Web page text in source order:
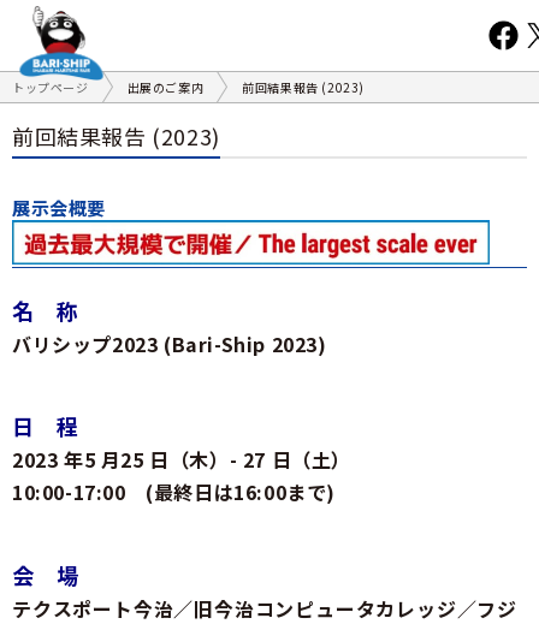
トップページ 出展のご案内 前回結果報告 (2023)
前回結果報告 (2023)
展示会概要
名 称
バリシップ2023 (Bari-Ship 2023)
日 程
2023 年5 月25 日（木）- 27 日（土）
10:00-17:00 (最終日は16:00まで)
会 場
テクスポート今治／旧今治コンピュータカレッジ／フジ